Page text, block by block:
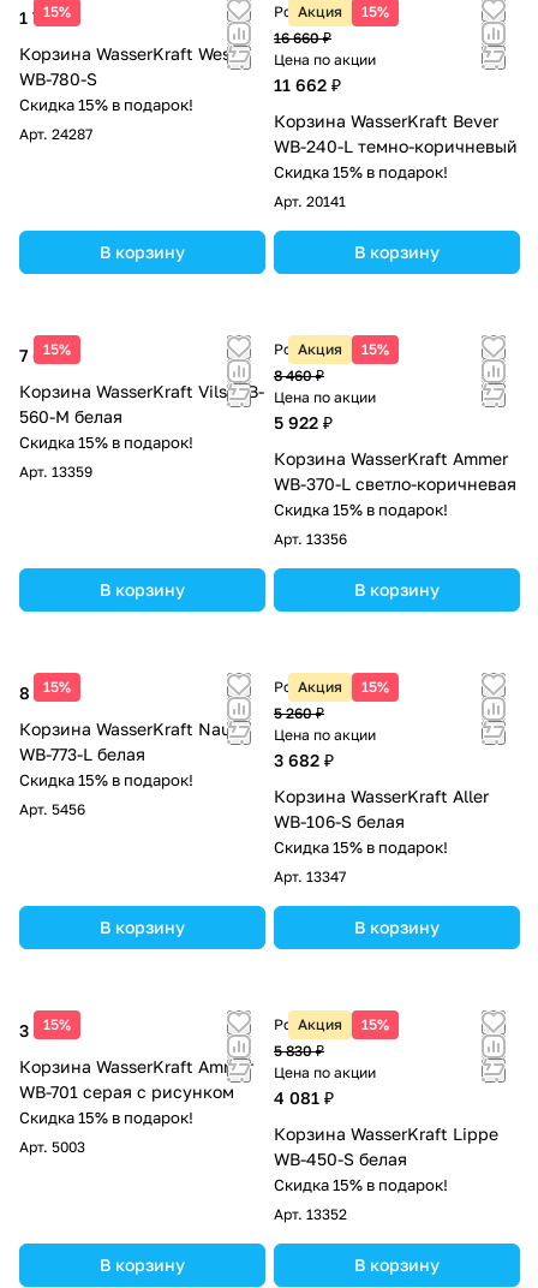
15%
1 700 ₽
Корзина WasserKraft Weser
WB-780-S
Скидка 15% в подарок!
Арт. 24287
В корзину
Акция 15%
Розничная цена
16 660 ₽
Цена по акции
11 662 ₽
Корзина WasserKraft Bever
WB-240-L темно-коричневый
Скидка 15% в подарок!
Арт. 20141
В корзину
15%
7 600 ₽
Корзина WasserKraft Vils WB-
560-M белая
Скидка 15% в подарок!
Арт. 13359
В корзину
Акция 15%
Розничная цена
8 460 ₽
Цена по акции
5 922 ₽
Корзина WasserKraft Ammer
WB-370-L светло-коричневая
Скидка 15% в подарок!
Арт. 13356
В корзину
15%
8 360 ₽
Корзина WasserKraft Nau
WB-773-L белая
Скидка 15% в подарок!
Арт. 5456
В корзину
Акция 15%
Розничная цена
5 260 ₽
Цена по акции
3 682 ₽
Корзина WasserKraft Aller
WB-106-S белая
Скидка 15% в подарок!
Арт. 13347
В корзину
15%
3 120 ₽
Корзина WasserKraft Ammer
WB-701 серая с рисунком
Скидка 15% в подарок!
Арт. 5003
В корзину
Акция 15%
Розничная цена
5 830 ₽
Цена по акции
4 081 ₽
Корзина WasserKraft Lippe
WB-450-S белая
Скидка 15% в подарок!
Арт. 13352
В корзину